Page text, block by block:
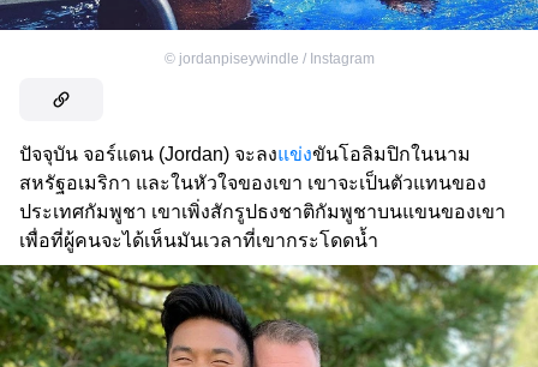
© jordanpiseywindle / Instagram
ปัจจุบัน จอร์แดน (Jordan) จะลงแข่งขันโอลิมปิกในนาม
สหรัฐอเมริกา และในหัวใจของเขา เขาจะเป็นตัวแทนของ
ประเทศกัมพูชา เขาเพิ่งสักรูปธงชาติกัมพูชาบนแขนของเขา
เพื่อที่ผู้คนจะได้เห็นมันเวลาที่เขากระโดดน้ำ